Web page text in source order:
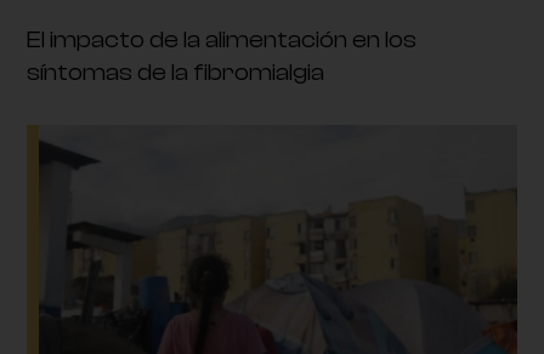
El impacto de la alimentación en los
síntomas de la fibromialgia